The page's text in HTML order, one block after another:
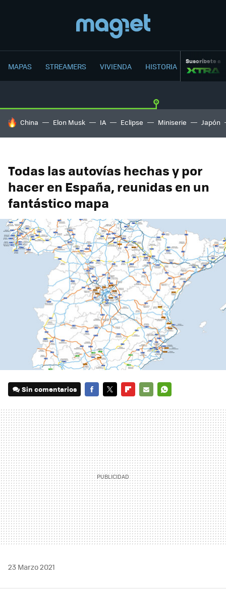
MAPAS STREAMERS VIVIENDA HISTORIA Suscríbete a
HOY SE HABLA DE
China Elon Musk IA Eclipse Miniserie Japón
Todas las autovías hechas y por
hacer en España, reunidas en un
fantástico mapa
Sin comentarios
MAIL
23 Marzo 2021